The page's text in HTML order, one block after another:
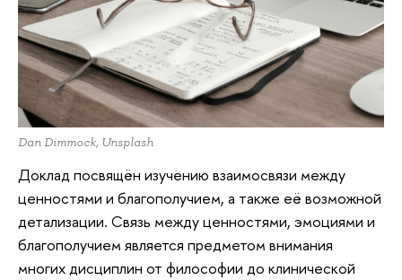
Dan Dimmock, Unsplash
Доклад посвящён изучению взаимосвязи между
ценностями и благополучием, а также её возможной
детализации. Связь между ценностями, эмоциями и
благополучием является предметом внимания
многих дисциплин от философии до клинической